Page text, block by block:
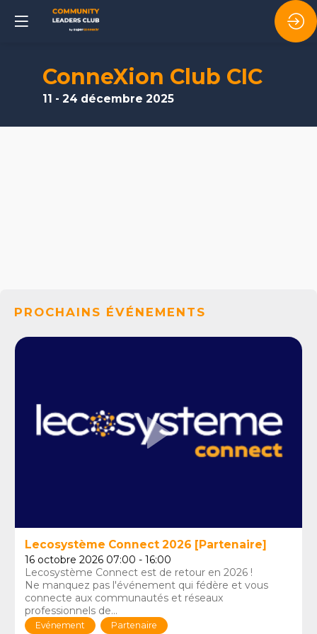
ConneXion Club CIC
11 - 24 décembre 2025
PROCHAINS ÉVÉNEMENTS
Lecosystème Connect 2026 [Partenaire]
16 octobre 2026 07:00 - 16:00
Lecosystème Connect est de retour en 2026 !
Ne manquez pas l'événement qui fédère et vous
connecte aux communautés et réseaux
professionnels de...
Evénement Partenaire